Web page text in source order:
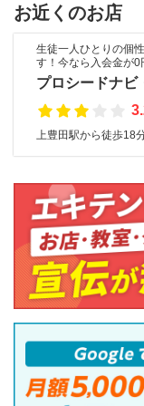
お近くのお店
生徒一人ひとりの個
す！今なら入会金が
プロシードナビ
上豊田駅から徒歩18